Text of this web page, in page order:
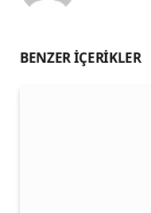
BENZER İÇERIKLER